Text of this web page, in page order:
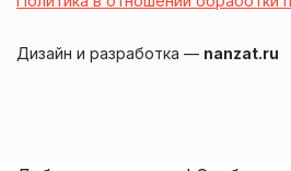
Дизайн и разработка — nanzat.ru